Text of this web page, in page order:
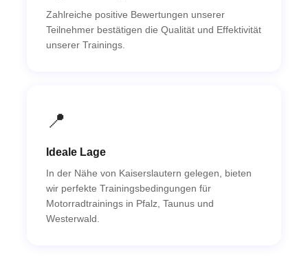
Zahlreiche positive Bewertungen unserer
Teilnehmer bestätigen die Qualität und Effektivität
unserer Trainings.
📍
Ideale Lage
In der Nähe von Kaiserslautern gelegen, bieten
wir perfekte Trainingsbedingungen für
Motorradtrainings in Pfalz, Taunus und
Westerwald.